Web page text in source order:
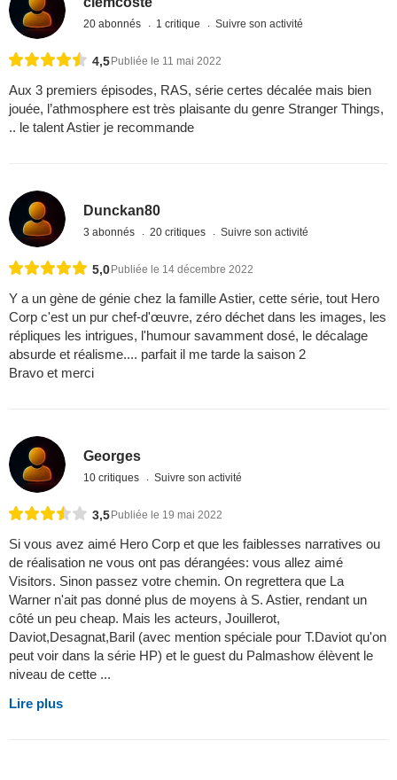
20 abonnés 1 critique Suivre son activité
4,5Publiée le 11 mai 2022
Aux 3 premiers épisodes, RAS, série certes décalée mais bien
jouée, l’athmosphere est très plaisante du genre Stranger Things,
.. le talent Astier je recommande
Dunckan80
3 abonnés 20 critiques Suivre son activité
5,0Publiée le 14 décembre 2022
Y a un gène de génie chez la famille Astier, cette série, tout Hero
Corp c'est un pur chef-d'œuvre, zéro déchet dans les images, les
répliques les intrigues, l'humour savamment dosé, le décalage
absurde et réalisme.... parfait il me tarde la saison 2
Bravo et merci
Georges
10 critiques Suivre son activité
3,5 Publiée le 19 mai 2022
Si vous avez aimé Hero Corp et que les faiblesses narratives ou
de réalisation ne vous ont pas dérangées: vous allez aimé
Visitors. Sinon passez votre chemin. On regrettera que La
Warner n'ait pas donné plus de moyens à S. Astier, rendant un
côté un peu cheap. Mais les acteurs, Jouillerot,
Daviot,Desagnat,Baril (avec mention spéciale pour T.Daviot qu'on
peut voir dans la série HP) et le guest du Palmashow élèvent le
niveau de cette ...
Lire plus